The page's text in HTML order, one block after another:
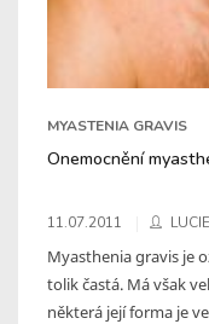
MYASTENIA GRAVIS
Onemocnění
11.07.2011
Myasthenia gravis je
tolik častá. Má však
některá její forma je